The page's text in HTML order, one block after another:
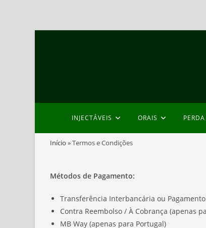
INJECTÁVEIS ORAIS
Início »Termos e Condições
Métodos de Pagamento:
Transferência Interbancária ou
Contra Reembolso / À Cobrança (apenas
MB Way (apenas para Portugal)